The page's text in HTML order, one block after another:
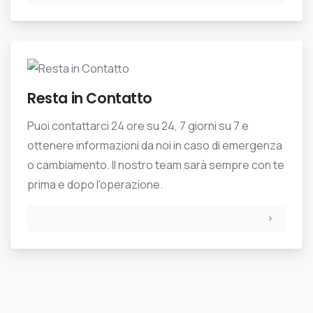
Resta in Contatto
Puoi contattarci 24 ore su 24, 7 giorni su 7 e
ottenere informazioni da noi in caso di emergenza
o cambiamento. Il nostro team sarà sempre con te
prima e dopo l'operazione.